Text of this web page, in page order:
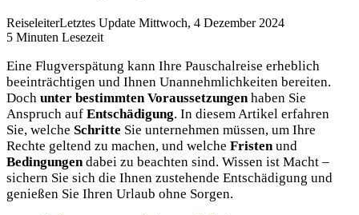
ReiseleiterLetztes Update Mittwoch, 4 Dezember 2024
5 Minuten Lesezeit
Eine Flugverspätung kann Ihre Pauschalreise erheblich
beeinträchtigen und Ihnen Unannehmlichkeiten bereiten.
Doch unter bestimmten Voraussetzungenhaben Sie
Anspruch auf Entschädigung. In diesem Artikel erfahren
Sie, welche Schritte Sie unternehmen müssen, um Ihre
Rechte geltend zu machen, und welche Fristenund
Bedingungendabei zu beachten sind. Wissen ist Macht –
sichern Sie sich die Ihnen zustehende Entschädigung und
genießen Sie Ihren Urlaub ohne Sorgen.